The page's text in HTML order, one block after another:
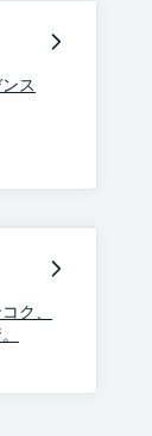
ス
ク、